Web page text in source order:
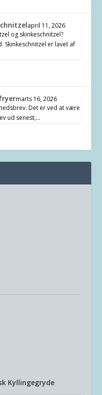
april 11, 2026
og skinkeschnitzel?
Skinkeschnitzel er lavet af
marts 16, 2026
Det er ved at være
ud senest,…
Kyllingegryde